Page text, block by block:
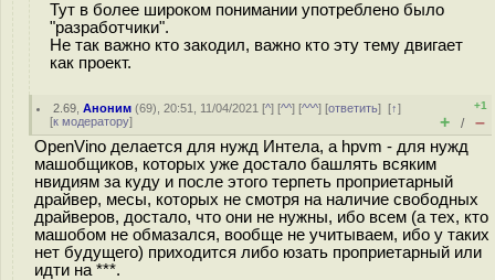
Тут в более широком понимании употреблено было
"разработчики".
Не так важно кто закодил, важно кто эту тему двигает
как проект.
2.69 ,Аноним (69), 20:51, 11/04/2021 [^] [^^] [^^^] [ответить][↑]
[к модератору]
+1
+ / –
OpenVino делается для нужд Интела, а hpvm - для нужд
машобщиков, которых уже достало башлять всяким
нвидиям за куду и после этого терпеть проприетарный
драйвер, месы, которых не смотря на наличие свободных
драйверов, достало, что они не нужны, ибо всем (а тех, кто
машобом не обмазался, вообще не учитываем, ибо у таких
нет будущего) приходится либо юзать проприетарный или
идти на ***.